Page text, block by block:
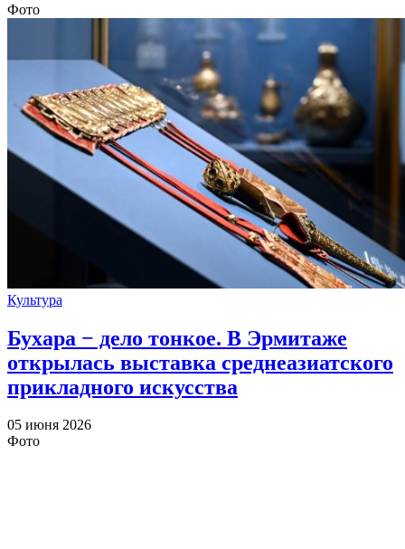
Фото
Культура
Бухара − дело тонкое. В Эрмитаже
открылась выставка среднеазиатского
прикладного искусства
05 июня 2026
Фото